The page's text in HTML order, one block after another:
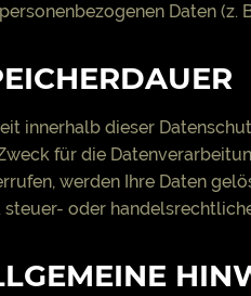
Daten (z.
innerhalb dieser
für die
werden Ihre Daten
steuer- oder